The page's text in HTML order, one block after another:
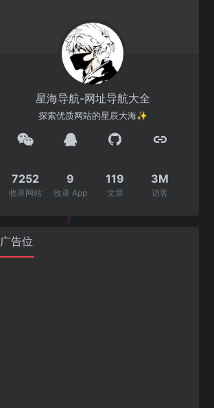
星海导航-网址导航大全
探索优质网站的星辰大海✨
7252
收录网站
9
收录 App
119
文章
3M
访客
广告位